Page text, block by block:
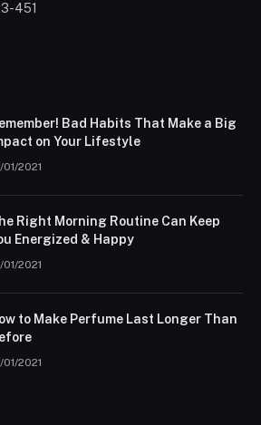
451
Bad Habits That Make a Big
on Your Lifestyle
01/2021
Right Morning Routine Can Keep
Energized & Happy
01/2021
to Make Perfume Last Longer Than
01/2021